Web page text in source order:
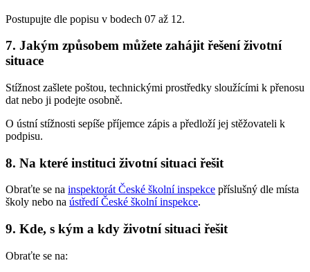
Postupujte dle popisu v bodech 07 až 12.
7. Jakým způsobem můžete zahájit řešení životní
situace
Stížnost zašlete poštou, technickými prostředky sloužícími k přenosu
dat nebo ji podejte osobně.
O ústní stížnosti sepíše příjemce zápis a předloží jej stěžovateli k
podpisu.
8. Na které instituci životní situaci řešit
Obraťte se na inspektorát České školní inspekce příslušný dle místa
školy nebo na ústředí České školní inspekce.
9. Kde, s kým a kdy životní situaci řešit
Obraťte se na: